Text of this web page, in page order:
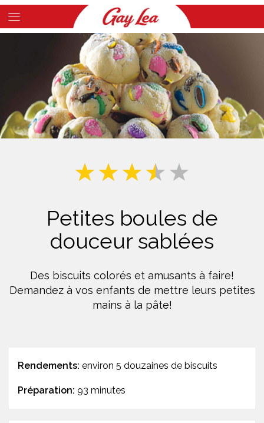
Skip
to
Petites boules de
douceur sablées
Des biscuits colorés et amusants à faire!
Demandez à vos enfants de mettre leurs petites
mains à la pâte!
Rendements: environ 5 douzaines de biscuits
Préparation: 93 minutes